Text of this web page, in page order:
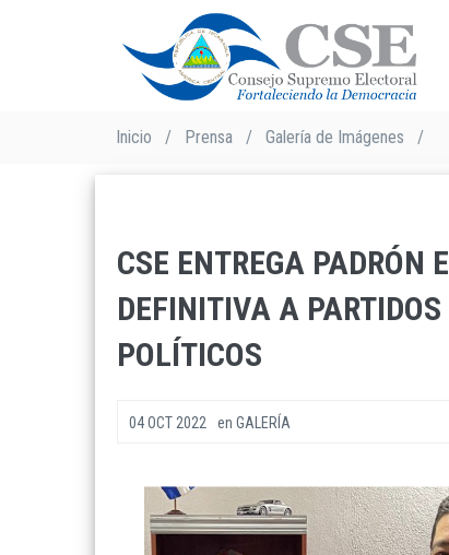
Sobrescribir
la
Inicio / Prensa / Galería de Imágenes /
CSE ENTREGA PADRÓN
DEFINITIVA A
POLÍTICOS
04 OCT 2022 en GALERÍA